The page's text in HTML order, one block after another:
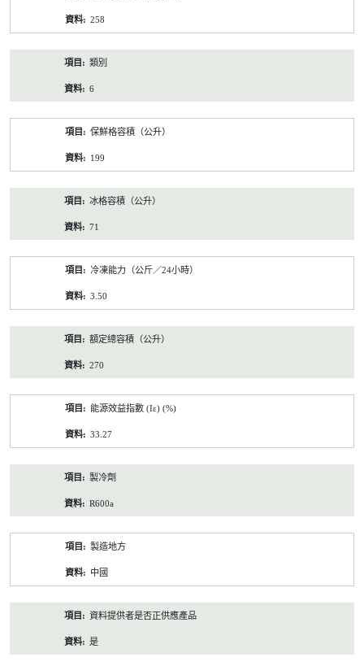
258
類別
6
保鮮格容積（公升）
199
冰格容積（公升）
71
冷凍能力（公斤／24小時）
3.50
額定總容積（公升）
270
能源效益指數 (Iε) (%)
33.27
製冷劑
R600a
製造地方
中國
資料提供者是否正供應產品
是